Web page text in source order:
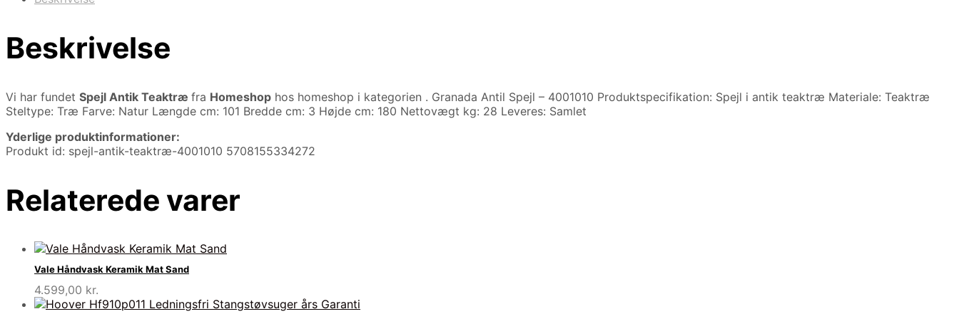
Beskrivelse
Vi har fundet Spejl Antik Teaktræ fra Homeshop hos homeshop i kategorien . Granada Antil Spejl – 4001010 Produktspecifikation: Spejl i antik teaktræ Materiale: Teaktræ
Steltype: Træ Farve: Natur Længde cm: 101 Bredde cm: 3 Højde cm: 180 Nettovægt kg: 28 Leveres: Samlet
Yderlige produktinformationer:
Produkt id: spejl-antik-teaktræ-4001010 5708155334272
Relaterede varer
Vale Håndvask Keramik Mat Sand
4.599,00 kr.